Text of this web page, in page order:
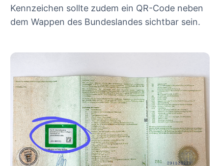
Kennzeichen sollte zudem ein QR-Code neben
dem Wappen des Bundeslandes sichtbar sein.